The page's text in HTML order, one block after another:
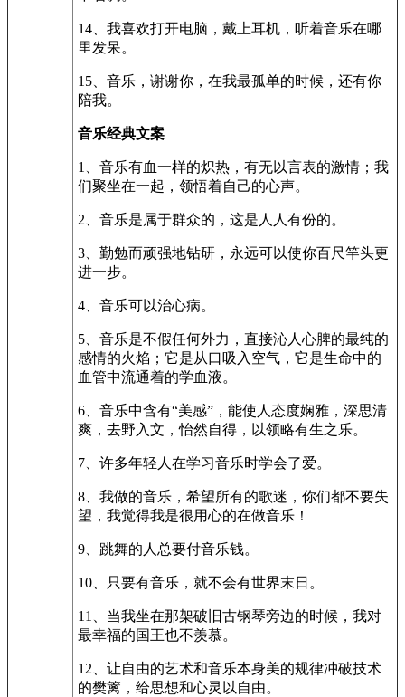
14、我喜欢打开电脑，戴上耳机，听着音乐在哪
里发呆。
15、音乐，谢谢你，在我最孤单的时候，还有你
陪我。
音乐经典文案
1、音乐有血一样的炽热，有无以言表的激情；我
们聚坐在一起，领悟着自己的心声。
2、音乐是属于群众的，这是人人有份的。
3、勤勉而顽强地钻研，永远可以使你百尺竿头更
进一步。
4、音乐可以治心病。
5、音乐是不假任何外力，直接沁人心脾的最纯的
感情的火焰；它是从口吸入空气，它是生命中的
血管中流通着的学血液。
6、音乐中含有“美感”，能使人态度娴雅，深思清
爽，去野入文，怡然自得，以领略有生之乐。
7、许多年轻人在学习音乐时学会了爱。
8、我做的音乐，希望所有的歌迷，你们都不要失
望，我觉得我是很用心的在做音乐！
9、跳舞的人总要付音乐钱。
10、只要有音乐，就不会有世界末日。
11、当我坐在那架破旧古钢琴旁边的时候，我对
最幸福的国王也不羡慕。
12、让自由的艺术和音乐本身美的规律冲破技术
的樊篱，给思想和心灵以自由。